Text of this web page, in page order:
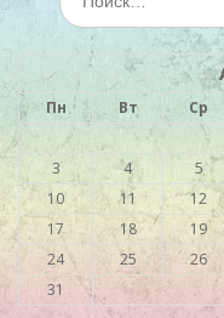
Пн Вт Ср
3
4 5
10
11 12
17
18 19
24
25 26
31